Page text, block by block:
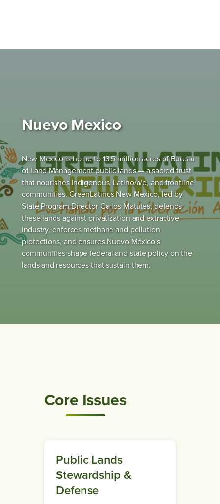
Nuevo Mexico
New Mexico is home to 13.5 million acres of Bureau
of Land Management public lands — a sacred trust
that nourishes Indigenous, Latino/a/e, and frontline
communities. GreenLatinos New Mexico, led by
State Program Director Carlos Matutes, defends
these lands against privatization and extractive
industry, enforces methane and pollution
protections, and ensures Nuevo México's
communities shape federal and state policy on the
lands and resources that sustain them.
Core Issues
Public Lands
Stewardship &
Defense